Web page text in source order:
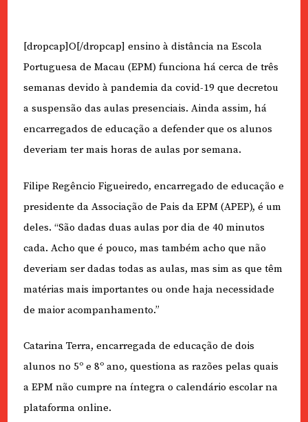
[dropcap]O[/dropcap] ensino à distância na Escola
Portuguesa de Macau (EPM) funciona há cerca de três
semanas devido à pandemia da covid-19 que decretou
a suspensão das aulas presenciais. Ainda assim, há
encarregados de educação a defender que os alunos
deveriam ter mais horas de aulas por semana.
Filipe Regêncio Figueiredo, encarregado de educação e
presidente da Associação de Pais da EPM (APEP), é um
deles. “São dadas duas aulas por dia de 40 minutos
cada. Acho que é pouco, mas também acho que não
deveriam ser dadas todas as aulas, mas sim as que têm
matérias mais importantes ou onde haja necessidade
de maior acompanhamento.”
Catarina Terra, encarregada de educação de dois
alunos no 5º e 8º ano, questiona as razões pelas quais
a EPM não cumpre na íntegra o calendário escolar na
plataforma online.